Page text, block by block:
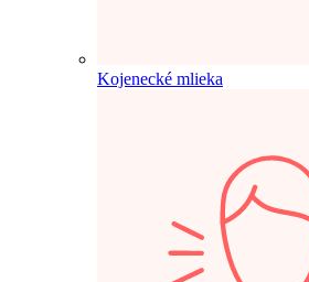
Kojenecké mlieka